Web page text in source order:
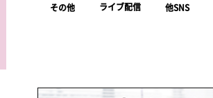
その他 ライブ配信 他SNS